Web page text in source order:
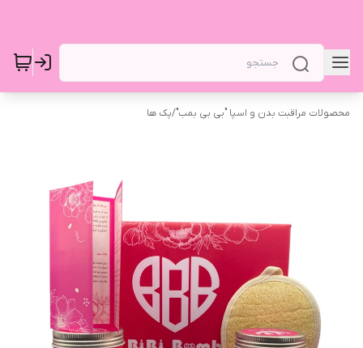
محصولات مراقبت بدن و اسپا "بی بی بمب"/پک ها